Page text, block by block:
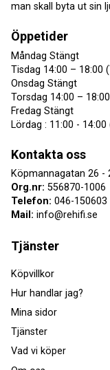
man skall byta ut sin
Öppetider
Måndag Stängt
Tisdag 14:00 – 18:00
Onsdag Stängt
Torsdag 14:00 –
Fredag Stängt
Lördag : 11:00 -
Kontakta oss
Köpmannagatan 26 -
Org.nr: 556870-1006
Telefon: 046-150603
Mail: info@rehifi.se
Tjänster
Köpvillkor
Hur handlar jag?
Mina sidor
Tjänster
Vad vi köper